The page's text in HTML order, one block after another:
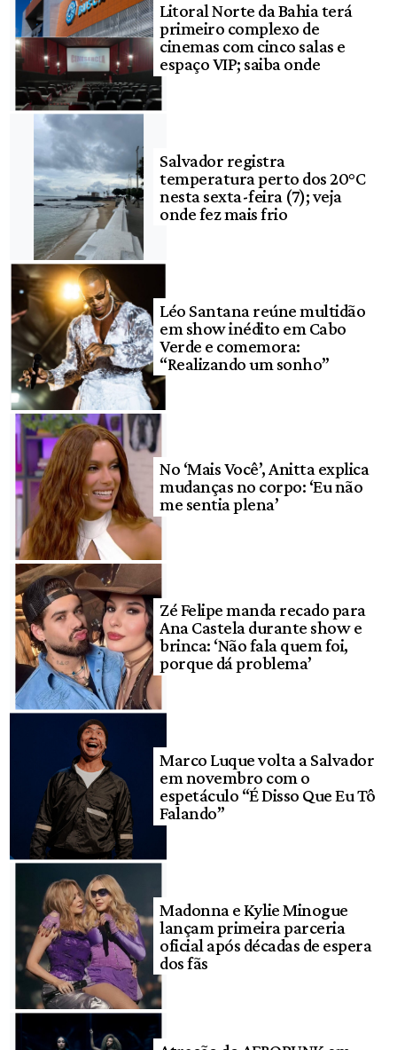
Litoral Norte da Bahia terá
primeiro complexo de
cinemas com cinco salas e
espaço VIP; saiba onde
Salvador registra
temperatura perto dos 20°C
nesta sexta-feira (7); veja
onde fez mais frio
Léo Santana reúne multidão
em show inédito em Cabo
Verde e comemora:
“Realizando um sonho”
No ‘Mais Você’, Anitta explica
mudanças no corpo: ‘Eu não
me sentia plena’
Zé Felipe manda recado para
Ana Castela durante show e
brinca: ‘Não fala quem foi,
porque dá problema’
Marco Luque volta a Salvador
em novembro com o
espetáculo “É Disso Que Eu Tô
Falando”
Madonna e Kylie Minogue
lançam primeira parceria
oficial após décadas de espera
dos fãs